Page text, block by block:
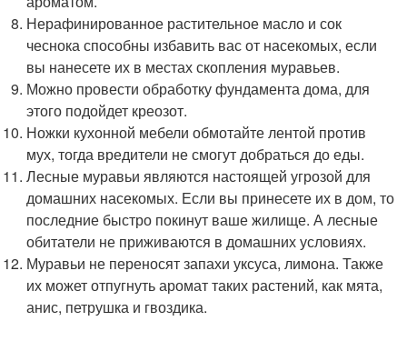
Нерафинированное растительное масло и сок
чеснока способны избавить вас от насекомых, если
вы нанесете их в местах скопления муравьев.
Можно провести обработку фундамента дома, для
этого подойдет креозот.
Ножки кухонной мебели обмотайте лентой против
мух, тогда вредители не смогут добраться до еды.
Лесные муравьи являются настоящей угрозой для
домашних насекомых. Если вы принесете их в дом, то
последние быстро покинут ваше жилище. А лесные
обитатели не приживаются в домашних условиях.
Муравьи не переносят запахи уксуса, лимона. Также
их может отпугнуть аромат таких растений, как мята,
анис, петрушка и гвоздика.